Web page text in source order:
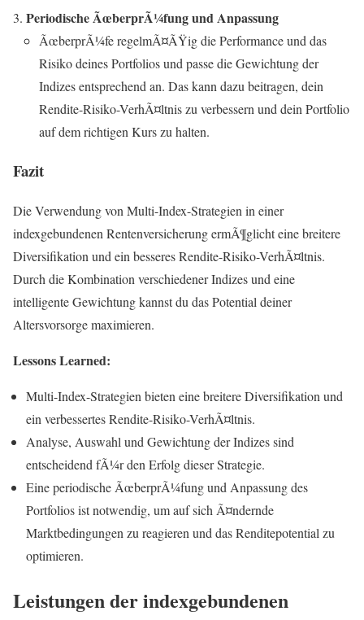
Periodische ÃœberprÃ¼fung und Anpassung
ÃœberprÃ¼fe regelmÃ¤ÃŸig die Performance und das
Risiko deines Portfolios und passe die Gewichtung der
Indizes entsprechend an. Das kann dazu beitragen, dein
Rendite-Risiko-VerhÃ¤ltnis zu verbessern und dein Portfolio
auf dem richtigen Kurs zu halten.
Fazit
Die Verwendung von Multi-Index-Strategien in einer
indexgebundenen Rentenversicherung ermÃ¶glicht eine breitere
Diversifikation und ein besseres Rendite-Risiko-VerhÃ¤ltnis.
Durch die Kombination verschiedener Indizes und eine
intelligente Gewichtung kannst du das Potential deiner
Altersvorsorge maximieren.
Lessons Learned:
Multi-Index-Strategien bieten eine breitere Diversifikation und
ein verbessertes Rendite-Risiko-VerhÃ¤ltnis.
Analyse, Auswahl und Gewichtung der Indizes sind
entscheidend fÃ¼r den Erfolg dieser Strategie.
Eine periodische ÃœberprÃ¼fung und Anpassung des
Portfolios ist notwendig, um auf sich Ã¤ndernde
Marktbedingungen zu reagieren und das Renditepotential zu
optimieren.
Leistungen der indexgebundenen